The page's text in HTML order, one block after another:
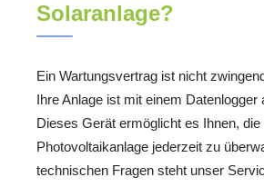
Solaranlage?
Ein Wartungsvertrag ist nicht
Ihre Anlage ist mit einem Datenlogger
Dieses Gerät ermöglicht es Ihnen,
Photovoltaikanlage jederzeit zu
technischen Fragen steht unser